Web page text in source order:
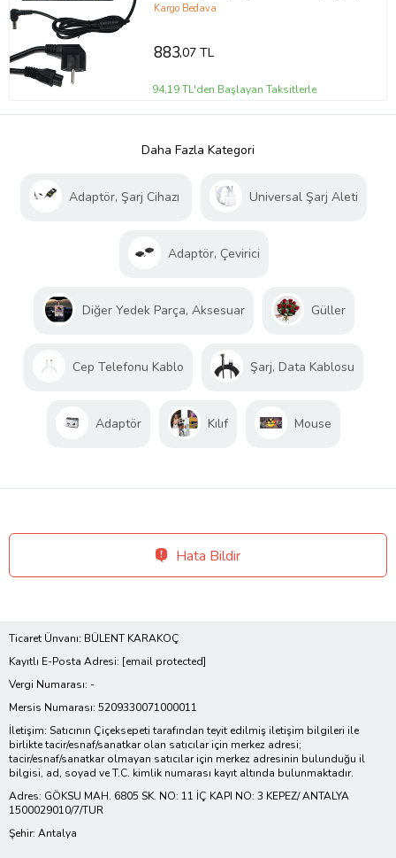
Kargo Bedava
883,07 TL
94,19 TL'den Başlayan Taksitlerle
Daha Fazla Kategori
Adaptör, Şarj Cihazı Universal Şarj Aleti
Adaptör, Çevirici
Diğer Yedek Parça, Aksesuar Güller
Cep Telefonu Kablo Şarj, Data Kablosu
Adaptör Kılıf Mouse
Hata Bildir
Ticaret Ünvanı: BÜLENT KARAKOÇ
Kayıtlı E-Posta Adresi: [email protected]
Vergi Numarası: -
Mersis Numarası: 5209330071000011
İletişim: Satıcının Çiçeksepeti tarafından teyit edilmiş iletişim bilgileri ile
birlikte tacir/esnaf/sanatkar olan satıcılar için merkez adresi;
tacir/esnaf/sanatkar olmayan satıcılar için merkez adresinin bulunduğu il
bilgisi, ad, soyad ve T.C. kimlik numarası kayıt altında bulunmaktadır.
Adres: GÖKSU MAH. 6805 SK. NO: 11 İÇ KAPI NO: 3 KEPEZ/ ANTALYA
1500029010/7/TUR
Şehir: Antalya